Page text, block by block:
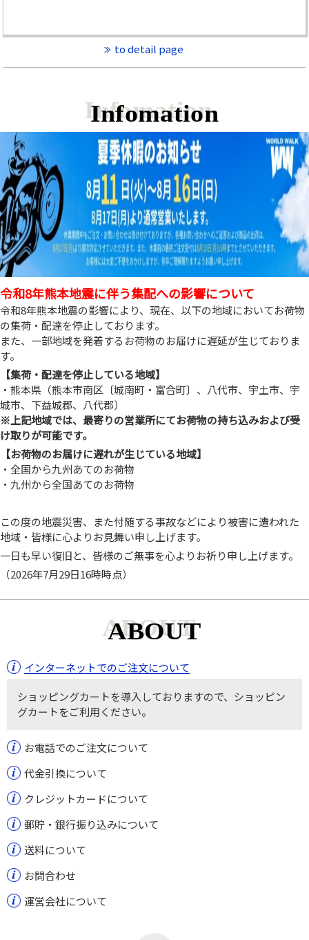
to detail page
Infomation
令和8年熊本地震に伴う集配への影響について
令和8年熊本地震の影響により、現在、以下の地域においてお荷物
の集荷・配達を停止しております。
また、一部地域を発着するお荷物のお届けに遅延が生じておりま
す。
【集荷・配達を停止している地域】
・熊本県（熊本市南区〔城南町・富合町〕、八代市、宇土市、宇
城市、下益城郡、八代郡）
※上記地域では、最寄りの営業所にてお荷物の持ち込みおよび受
け取りが可能です。
【お荷物のお届けに遅れが生じている地域】
・全国から九州あてのお荷物
・九州から全国あてのお荷物
この度の地震災害、また付随する事故などにより被害に遭われた
地域・皆様に心よりお見舞い申し上げます。
一日も早い復旧と、皆様のご無事を心よりお祈り申し上げます。
（2026年7月29日16時時点）
ABOUT
インターネットでのご注文について
ショッピングカートを導入しておりますので、ショッピン
グカートをご利用ください。
お電話でのご注文について
代金引換について
クレジットカードについて
郵貯・銀行振り込みについて
送料について
お問合わせ
運営会社について